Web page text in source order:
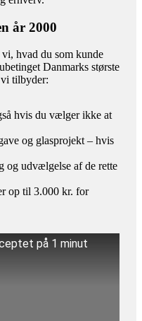
år 2000
hvad du som kunde
Danmarks største
tilbyder:
hvis du vælger ikke at
og glasprojekt – hvis
og udvælgelse af de rette
op til 3.000 kr. for
på 1 minut